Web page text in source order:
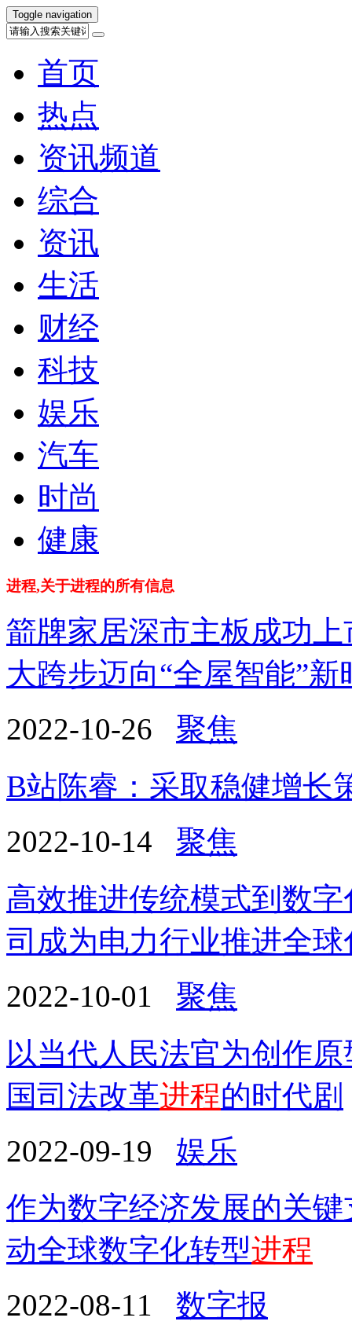
Toggle navigation
首页
热点
资讯频道
综合
资讯
生活
财经
科技
娱乐
汽车
时尚
健康
进程,关于进程的所有信息
箭牌家居深市主板成功
大跨步迈向“全屋智能”新
2022-10-26 聚焦
B站陈睿：采取稳健增长
2022-10-14 聚焦
高效推进传统模式到数
司成为电力行业推进全球
2022-10-01 聚焦
以当代人民法官为创作
国司法改革进程的时代剧
2022-09-19 娱乐
作为数字经济发展的关
动全球数字化转型进程
2022-08-11 数字报